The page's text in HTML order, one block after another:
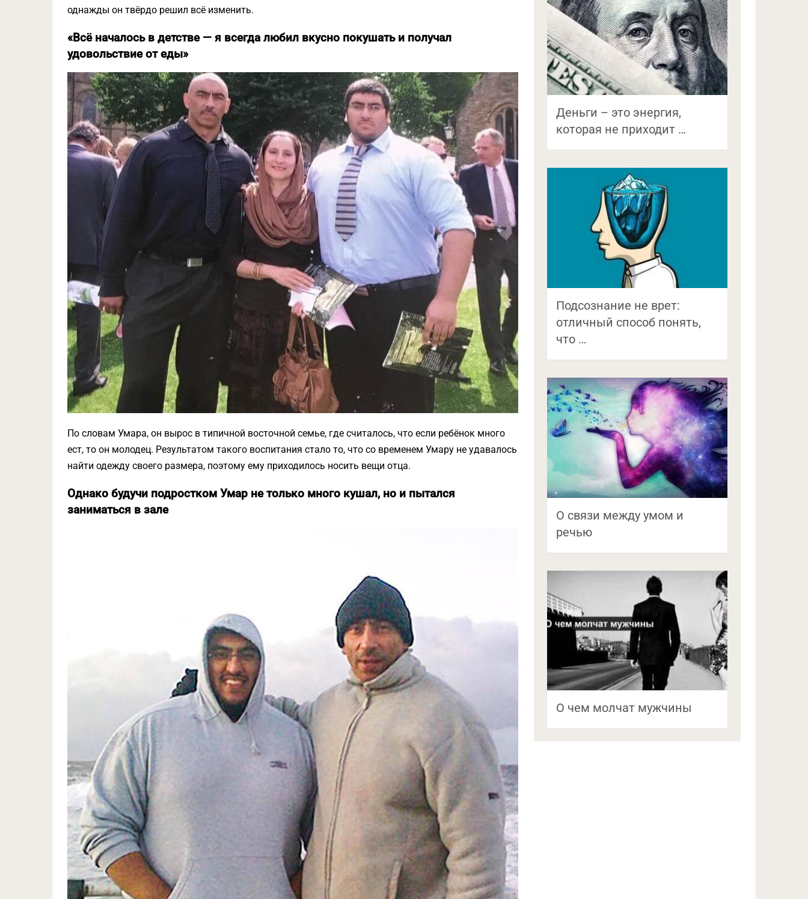
однажды он твёрдо решил всё изменить.
«Всё началось в детстве — я всегда любил вкусно покушать и получал
удовольствие от еды»
По словам Умара, он вырос в типичной восточной семье, где считалось, что если ребёнок много
ест, то он молодец. Результатом такого воспитания стало то, что со временем Умару не удавалось
найти одежду своего размера, поэтому ему приходилось носить вещи отца.
Однако будучи подростком Умар не только много кушал, но и пытался
заниматься в зале
Деньги – это энергия,
которая не приходит …
Подсознание не врет:
отличный способ понять,
что …
О связи между умом и
речью
О чем молчат мужчины